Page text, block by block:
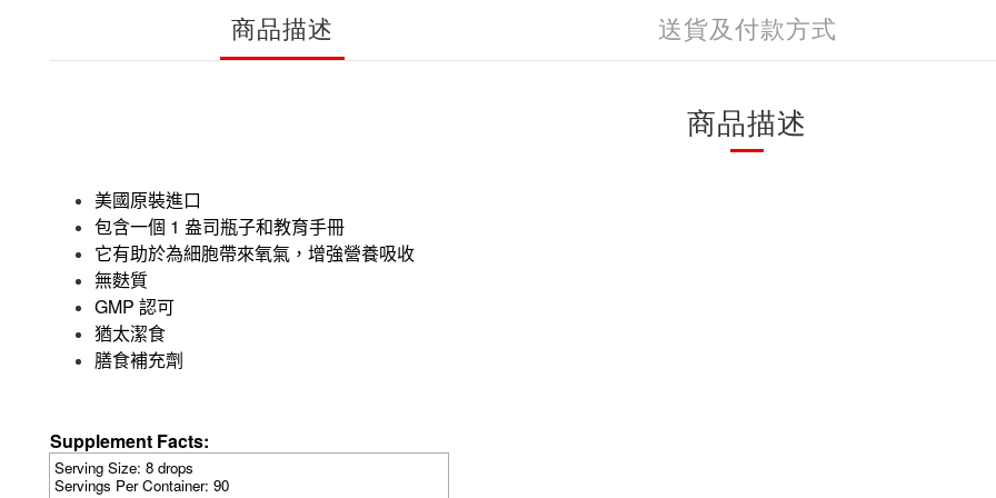
商品描述 送貨及付款方式
商品描述
美國原裝進口
包含一個 1 盎司瓶子和教育手冊
它有助於為細胞帶來氧氣，增強營養吸收
無麩質
GMP 認可
猶太潔食
膳食補充劑
Supplement Facts:
Serving Size: 8 drops
Servings Per Container: 90